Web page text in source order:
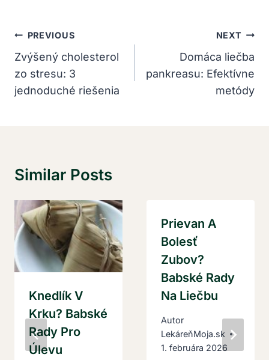
Navigácia
V
Článku
PREVIOUS
Zvýšený cholesterol
zo stresu: 3
jednoduché riešenia
NEXT
Domáca liečba
pankreasu: Efektívne
metódy
Similar Posts
Knedlík V
Krku? Babské
Rady Pro
Úlevu
Prievan A
Bolesť
Zubov?
Babské Rady
Na Liečbu
Autor
LekáreňMoja.sk
1. februára 2026